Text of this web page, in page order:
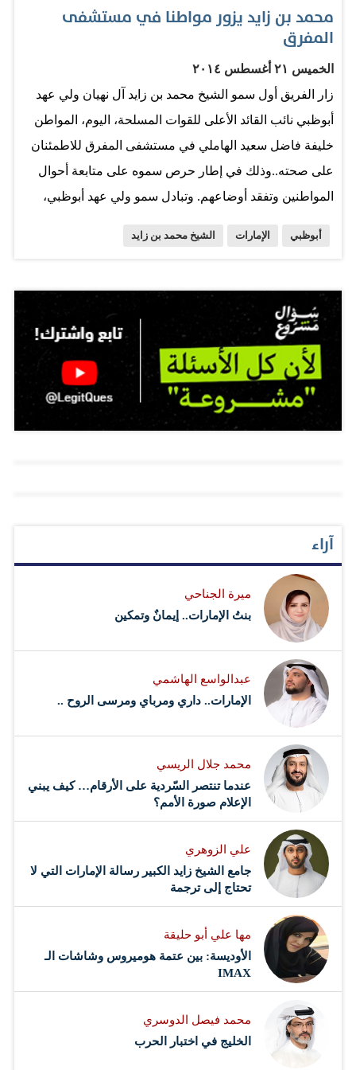
محمد بن زايد يزور مواطنا في مستشفى
المفرق
الخميس ٢١ أغسطس ٢٠١٤
زار الفريق أول سمو الشيخ محمد بن زايد آل نهيان ولي عهد
أبوظبي نائب القائد الأعلى للقوات المسلحة، اليوم، المواطن
خليفة فاضل سعيد الهاملي في مستشفى المفرق للاطمئنان
على صحته..وذلك في إطار حرص سموه على متابعة أحوال
المواطنين وتفقد أوضاعهم. وتبادل سمو ولي عهد أبوظبي،
خلال الزيارة، سمو الشيخ نهيان بن زايد آل نهيان، رئيس
مجلس أمناء مؤسسة زايد بن سلطان آل نهيان للأعمال
الخيرية والإنسانية. من جهته قدم، خليفة فاضل الهاملي،
شكره وتقديره لسمو الشيخ محمد بن زايد آل نهيان على
زيارته واهتمامه بالمواطنين والاطمئنان عليهم، وهو ما يعكس
مدى التلاحم والتقارب بين القيادة الحكيمة والمواطنين. من
الشيخ زايد بن سلطان آل نهيان " طيب الله ثراه " وقيادتنا
الحكيمة وعلى رأسها صاحب السمو الشيخ خليفة بن زايد آل
نهيان رئيس الدولة. المصدر: أبوظبي - وام
أبوظبي الإمارات الشيخ محمد بن زايد
آراء
ميرة الجناحي
بنتُ الإمارات.. إيمانٌ وتمكين
عبدالواسع الهاشمي
الإمارات.. داري ومرباي ومرسى الروح ..
محمد جلال الريسي
عندما تنتصر السّردية على الأرقام… كيف يبني
الإعلام صورة الأمم؟
علي الزوهري
جامع الشيخ زايد الكبير رسالة الإمارات التي لا
تحتاج إلى ترجمة
مها علي أبو حليقة
الأوديسة: بين عتمة هوميروس وشاشات الـ
IMAX
محمد فيصل الدوسري ​
‏الخليج في اختبار الحرب